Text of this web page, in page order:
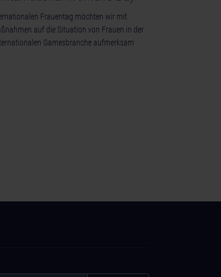
Frauentag möchten wir mit
auf die Situation von Frauen in der
Gamesbranche aufmerksam